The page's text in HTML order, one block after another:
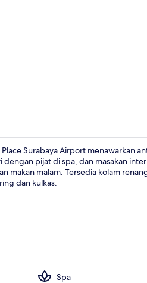
Surabaya Airport menawarkan
pijat di spa, dan masakan
makan malam. Tersedia kolam
dan kulkas.
Spa